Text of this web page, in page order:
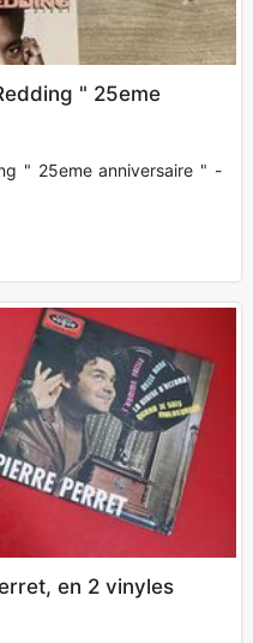
" 25eme
" 25eme anniversaire " -
en 2 vinyles